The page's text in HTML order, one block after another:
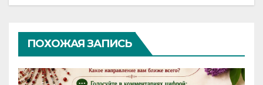
ПОХОЖАЯ ЗАПИСЬ